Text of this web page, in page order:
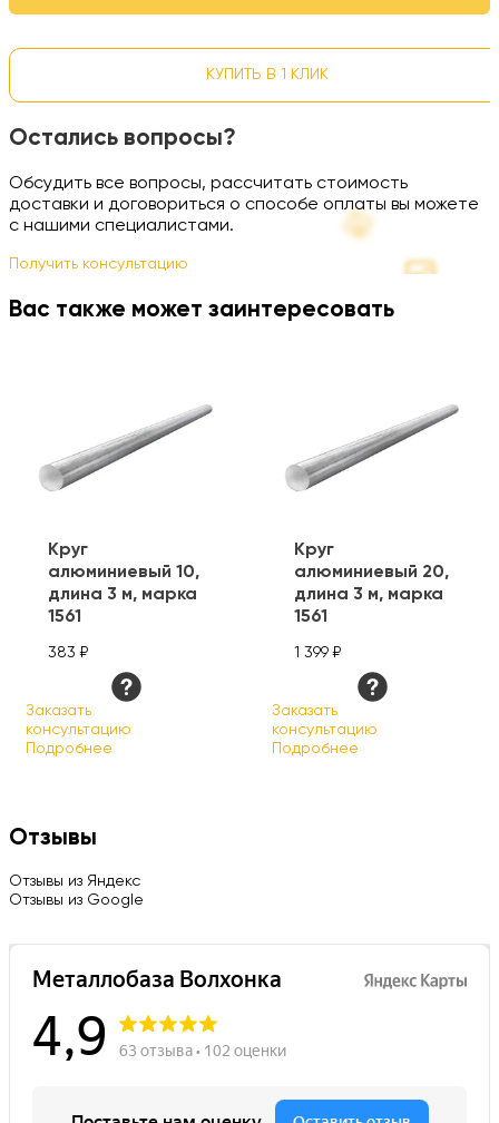
КУПИТЬ В 1 КЛИК
Остались вопросы?
Обсудить все вопросы, рассчитать стоимость
доставки и договориться о способе оплаты вы можете
с нашими специалистами.
Получить консультацию
Вас также может заинтересовать
Круг
алюминиевый 10,
длина 3 м, марка
1561
383 ₽
Заказать
консультацию
Подробнее
Круг
алюминиевый 20,
длина 3 м, марка
1561
1 399 ₽
Заказать
консультацию
Подробнее
Отзывы
Отзывы из Яндекс
Отзывы из Google